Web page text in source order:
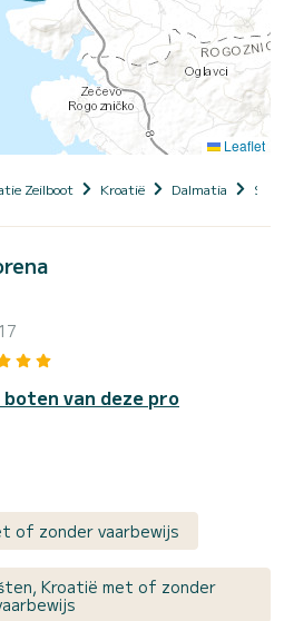
Leaflet
Zeilboot Kroatië Dalmatia
van deze pro
of zonder vaarbewijs
Kroatië met of zonder